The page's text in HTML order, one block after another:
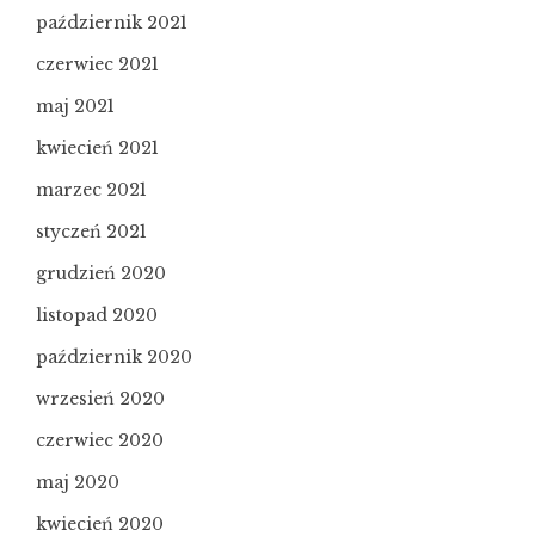
październik 2021
czerwiec 2021
maj 2021
kwiecień 2021
marzec 2021
styczeń 2021
grudzień 2020
listopad 2020
październik 2020
wrzesień 2020
czerwiec 2020
maj 2020
kwiecień 2020